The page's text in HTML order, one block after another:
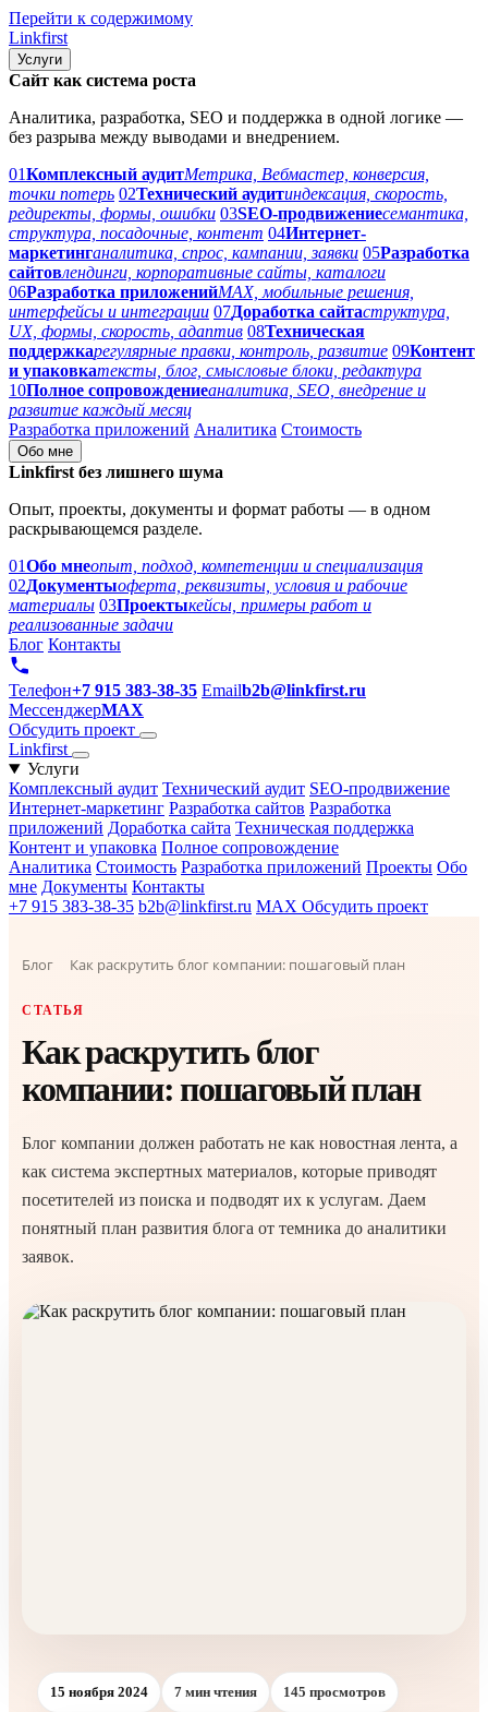
Перейти к содержимому
Linkfirst
Услуги
Сайт как система роста
Аналитика, разработка, SEO и поддержка в одной логике —
без разрыва между выводами и внедрением.
01Комплексный аудитМетрика, Вебмастер, конверсия,
точки потерь 02Технический аудитиндексация, скорость,
редиректы, формы, ошибки 03SEO-продвижениесемантика,
структура, посадочные, контент 04Интернет-
маркетинганалитика, спрос, кампании, заявки 05Разработка
сайтовлендинги, корпоративные сайты, каталоги
06Разработка приложенийMAX, мобильные решения,
интерфейсы и интеграции 07Доработка сайтаструктура,
UX, формы, скорость, адаптив 08Техническая
поддержкарегулярные правки, контроль, развитие 09Контент
и упаковкатексты, блог, смысловые блоки, редактура
10Полное сопровождениеаналитика, SEO, внедрение и
развитие каждый месяц
Разработка приложений Аналитика Стоимость
Обо мне
Linkfirst без лишнего шума
Опыт, проекты, документы и формат работы — в одном
раскрывающемся разделе.
01Обо мнеопыт, подход, компетенции и специализация
02Документыоферта, реквизиты, условия и рабочие
материалы 03Проектыкейсы, примеры работ и
реализованные задачи
Блог Контакты
Телефон+7 915 383-38-35 Emailb2b@linkfirst.ru
МессенджерMAX
Обсудить проект
Linkfirst
Услуги
Комплексный аудит Технический аудит SEO-продвижение
Интернет-маркетинг Разработка сайтов Разработка
приложений Доработка сайта Техническая поддержка
Контент и упаковка Полное сопровождение
Аналитика Стоимость Разработка приложений Проекты Обо
мне Документы Контакты
+7 915 383-38-35 b2b@linkfirst.ru MAX Обсудить проект
Блог Как раскрутить блог компании: пошаговый план
СТАТЬЯ
Как раскрутить блог
компании: пошаговый план
Блог компании должен работать не как новостная лента, а
как система экспертных материалов, которые приводят
посетителей из поиска и подводят их к услугам. Даем
понятный план развития блога от темника до аналитики
заявок.
15 ноября 2024 7 мин чтения 145 просмотров